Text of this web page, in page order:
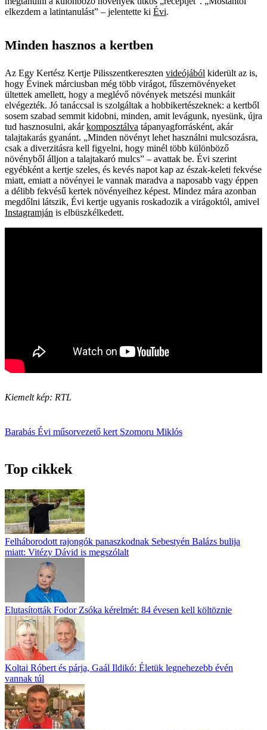
elkezdem a latintanulást” – jelentette ki Évi.
Minden hasznos a kertben
Az Egy Kertész Kertje Pilisszentkereszten videójából kiderült az is,
hogy Évinek márciusban még több virágot, fűszernövényeket
ültettek amellett, hogy a meglévő növények metszési munkáit
elvégezték. Jó tanáccsal is szolgáltak a hobbikertészeknek: a kertből
sosem szabad semmit kidobni, minden, amit levágunk, nyesünk, újra
tud hasznosulni, akárkomposztálva tápanyagforrásként, akár
talajtakarás gyanánt. „Minden növényt lehet használni mulcsozásra,
csak a diverzitásra kell figyelni, hogy minél több különböző
növényből álljon a talajtakaró mulcs” – avattak be. Évi szerint
egyébként a kertje szeles, és kevés napot kap az észak-keleti fekvése
miatt, emiatt a növényei le vannak maradva a naposabb vagy éppen
a délibb fekvésű kertek növényeihez képest. Mindez mára azonban
megdőlni látszik, Évi kertje ugyanis roskadozik a virágoktól, amivel
Instagramján is elbüszkélkedett.
Kiemelt kép: RTL
Barabás Évi műsorvezető kert Szomoru Miklós
Top cikkek
Felháborodott rajongók panaszkodnak Sebestyén Balázs bulija
miatt: Vitézy Dávid is megszólalt
Elutasították Fodor Zsóka kérelmét: 84 évesen kell költöznie
Koltai Róbert és párja, Gaál Ildikó: Életük legnehezebb évén
vannak túl